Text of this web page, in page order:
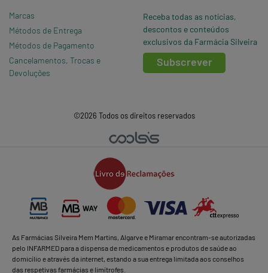
Marcas
Métodos de Entrega
Métodos de Pagamento
Cancelamentos, Trocas e
Devoluções
Receba todas as notícias,
descontos e conteúdos
exclusivos da Farmácia Silveira
Subscrever
©2026 Todos os direitos reservados
As Farmácias Silveira Mem Martins, Algarve e Miramar encontram-se autorizadas
pelo INFARMED para a dispensa de medicamentos e produtos de saúde ao
domicílio e através da internet, estando a sua entrega limitada aos conselhos
das respetivas farmácias e limítrofes.